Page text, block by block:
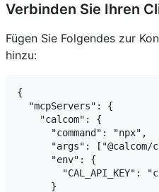
Verbinden Sie Ihren
Fügen Sie Folgendes zur
hinzu:
{
  "mcpServers": {
    "calcom": {
      "command": "npx",
"args": ["@calcom/
      "env": {
"CAL_API_KEY":
      }